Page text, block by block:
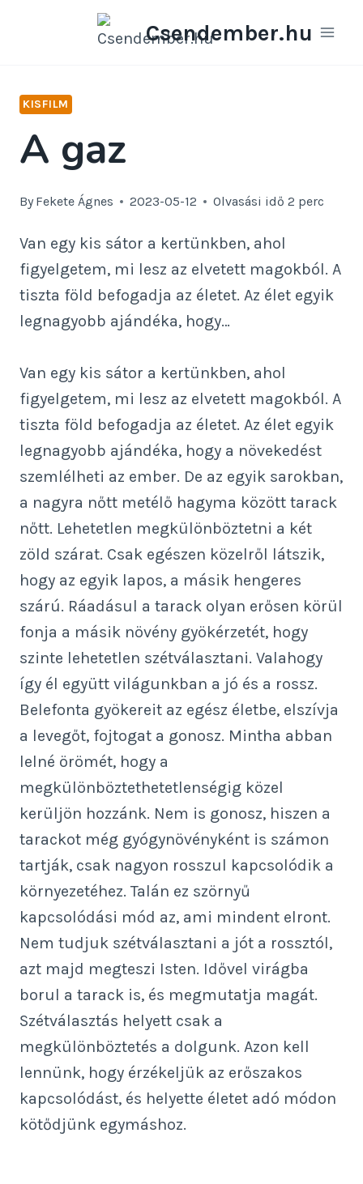
Csendember.hu
KISFILM
A gaz
By Fekete Ágnes 2023-05-12 Olvasási idő 2 perc
Van egy kis sátor a kertünkben, ahol
figyelgetem, mi lesz az elvetett magokból. A
tiszta föld befogadja az életet. Az élet egyik
legnagyobb ajándéka, hogy…
Van egy kis sátor a kertünkben, ahol
figyelgetem, mi lesz az elvetett magokból. A
tiszta föld befogadja az életet. Az élet egyik
legnagyobb ajándéka, hogy a növekedést
szemlélheti az ember. De az egyik sarokban,
a nagyra nőtt metélő hagyma között tarack
nőtt. Lehetetlen megkülönböztetni a két
zöld szárat. Csak egészen közelről látszik,
hogy az egyik lapos, a másik hengeres
szárú. Ráadásul a tarack olyan erősen körül
fonja a másik növény gyökérzetét, hogy
szinte lehetetlen szétválasztani. Valahogy
így él együtt világunkban a jó és a rossz.
Belefonta gyökereit az egész életbe, elszívja
a levegőt, fojtogat a gonosz. Mintha abban
lelné örömét, hogy a
megkülönböztethetetlenségig közel
kerüljön hozzánk. Nem is gonosz, hiszen a
tarackot még gyógynövényként is számon
tartják, csak nagyon rosszul kapcsolódik a
környezetéhez. Talán ez szörnyű
kapcsolódási mód az, ami mindent elront.
Nem tudjuk szétválasztani a jót a rossztól,
azt majd megteszi Isten. Idővel virágba
borul a tarack is, és megmutatja magát.
Szétválasztás helyett csak a
megkülönböztetés a dolgunk. Azon kell
lennünk, hogy érzékeljük az erőszakos
kapcsolódást, és helyette életet adó módon
kötődjünk egymáshoz.